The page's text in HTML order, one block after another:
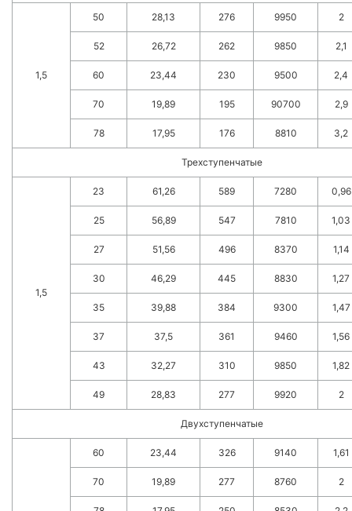
1,5
50 28,13 276 9950 2
52 26,72 262 9850 2,1
60 23,44 230 9500 2,4
70 19,89 195 90700 2,9
78 17,95 176 8810 3,2
Трехступенчатые
1,5
23 61,26 589 7280 0,96
25 56,89 547 7810 1,03
27 51,56 496 8370 1,14
30 46,29 445 8830 1,27
35 39,88 384 9300 1,47
37 37,5 361 9460 1,56
43 32,27 310 9850 1,82
49 28,83 277 9920 2
Двухступенчатые
60 23,44 326 9140 1,61
70 19,89 277 8760 2